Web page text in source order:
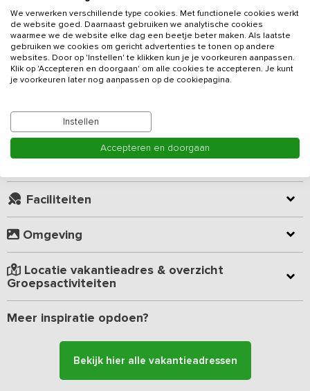
Dit luxevakantieadresin Zuid Limburg beschikt over 3
slaapkamers en is geschikt voor maximaal 8 personen. Vanaf de
woning heb je een schitterend uitzicht over het Zuid Limburgse
landschap!
alle gemakken voorzien zoals een oven/magnetron, 4-pits
gasfornuis, koelkast met diepvries en een vaatwasser. De
eetkamertafel biedt plaats voor maximaal 8 personen.
Ook aan de kinderen is gedacht. Er is een speelweide om heerlijk
te ravotten, speeltoestel, grote trampoline en van ongeveer juni
t/m september een groot zwembad (deze wordt gedeeld met twee
andere accommodaties). Ook is er voldoende speelgoed. Voor de
kleintjes is er een kinderbedje, kinderbox, kinderstoel en
kinderbad op aanvraag gratis beschikbaar.
Bij aankomst staat een Limburgse vlaai voor je klaar. In het
vakantiehuis liggen verschillende folders met wandel- en
allemaal te doen is in de buurt en waar de mooiste en gezelligste
rolstoelgebruikers en mindervaliden. De accommodatie is
drempelloos, er is een hoog-laagbed en zijn toiletbeugels en een
Lees meer
Kamer indeling
Faciliteiten
Omgeving
Locatie vakantieadres & overzicht
Groepsactiviteiten
Meer inspiratie opdoen?
Bekijk hier alle vakantieadressen
We verwerken verschillende type cookies. Met functionele cookies werkt
de website goed. Daarnaast gebruiken we analytische cookies
waarmee we de website elke dag een beetje beter maken. Als laatste
gebruiken we cookies om gericht advertenties te tonen op andere
websites. Door op 'Instellen' te klikken kun je je voorkeuren aanpassen.
Klik op 'Accepteren en doorgaan' om alle cookies te accepteren. Je kunt
je voorkeuren later nog aanpassen op de cookiepagina.
Instellen
Accepteren en doorgaan